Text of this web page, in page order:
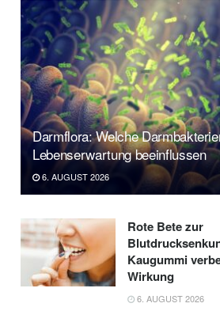
Darmflora: Welche
Lebenserwartung beeinflussen
6. AUGUST 2026
Rote Bete zur
Kaugummi
Wirkung
6. AUGUST 2026